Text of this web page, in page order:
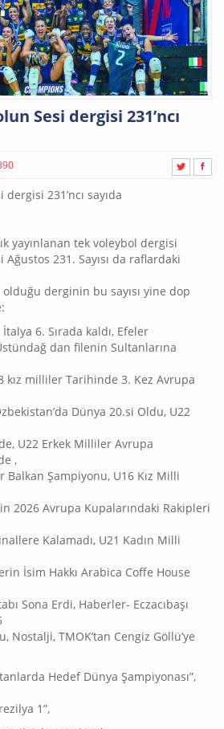
Sesi dergisi 231’ncı
231’ncı sayıda
yayınlanan tek voleybol dergisi
231. Sayısı da raflardaki
olduğu derginin bu sayısı yine dop
6. Sırada kaldı, Efeler
dan filenin Sultanlarına
kız milliler Tarihinde 3. Kez Avrupa
Dünya 20.si Oldu, U22
U22 Erkek Milliler Avrupa
,
Balkan Şampiyonu, U16 Kız Milli
2026 Avrupa Kupalarındaki Rakipleri
Kalamadı, U21 Kadın Milli
İsim Hakkı Arabica Coffe House
Sona Erdi, Haberler- Eczacıbaşı
Nostalji, TMOK’tan Cengiz Göllü’ye
Hedef Dünya Şampiyonası”,
1”,